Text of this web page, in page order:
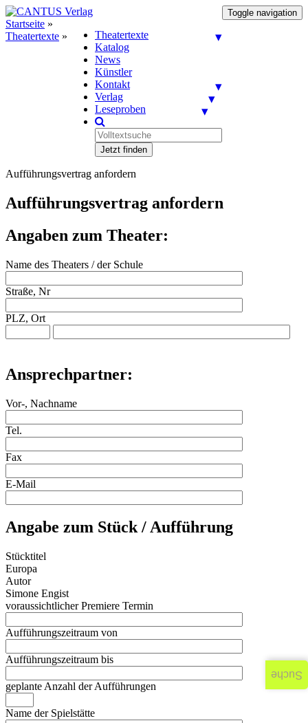
Toggle navigation
Theatertexte
Katalog
News
Künstler
Kontakt
Verlag
Leseproben
Jetzt finden
Startseite »
Theatertexte »
Aufführungsvertrag anfordern
Aufführungsvertrag anfordern
Angaben zum Theater:
Name des Theaters / der Schule
Straße, Nr
PLZ, Ort
Ansprechpartner:
Vor-, Nachname
Tel.
Fax
E-Mail
Angabe zum Stück / Aufführung
Stücktitel
Europa
Autor
Simone Engist
voraussichtlicher Premiere Termin
Aufführungszeitraum von
Aufführungszeitraum bis
geplante Anzahl der Aufführungen
Name der Spielstätte
Suche